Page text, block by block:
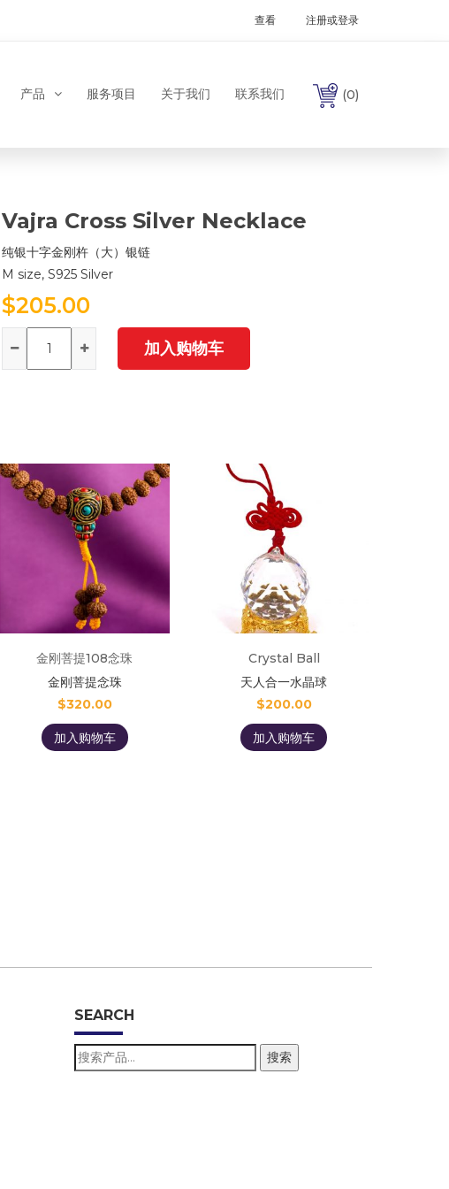
查看 注册或登录
产品 服务项目 关于我们 联系我们 (0)
Vajra Cross Silver Necklace
纯银十字金刚杵（大）银链
M size, S925 Silver
$205.00
加入购物车
金刚菩提108念珠
金刚菩提念珠
$320.00
加入购物车
Crystal Ball
天人合一水晶球
$200.00
加入购物车
SEARCH
搜
索：
搜索